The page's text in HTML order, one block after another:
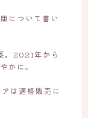
について書い
。2021年から
かに。
は適格販売に